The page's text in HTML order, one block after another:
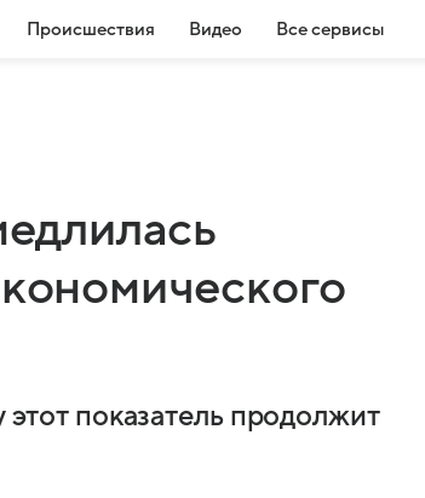
Происшествия Видео Все сервисы
показатель продолжит